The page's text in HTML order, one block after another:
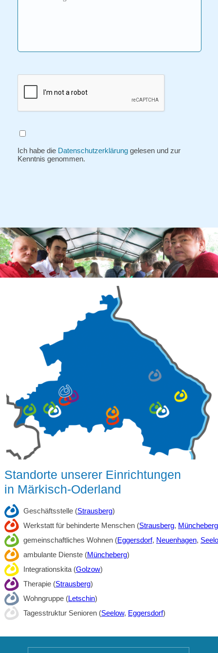
Ich habe die Datenschutzerklärunggelesen und zur
Kenntnis genommen.
Standorte unserer Einrichtungen
in Märkisch-Oderland
Geschäftsstelle (Strausberg)
Werkstatt für behinderte Menschen (Strausberg, Müncheberg
gemeinschaftliches Wohnen (Eggersdorf, Neuenhagen,
ambulante Dienste (Müncheberg)
Integrationskita (Golzow)
Therapie (Strausberg)
Wohngruppe (Letschin)
Tagesstruktur Senioren (Seelow, Eggersdorf)